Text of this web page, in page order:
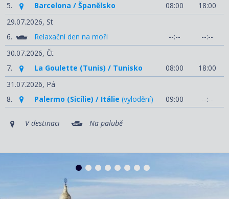
5.
Barcelona / Španělsko 08:00
18:00
29.07.2026, St
6.
Relaxační den na moři --:--
--:--
30.07.2026, Čt
7.
La Goulette (Tunis) / Tunisko 08:00
18:00
31.07.2026, Pá
8.
Palermo (Sicílie) / Itálie (vylodění) 09:00 --:--
V destinaci Na palubě